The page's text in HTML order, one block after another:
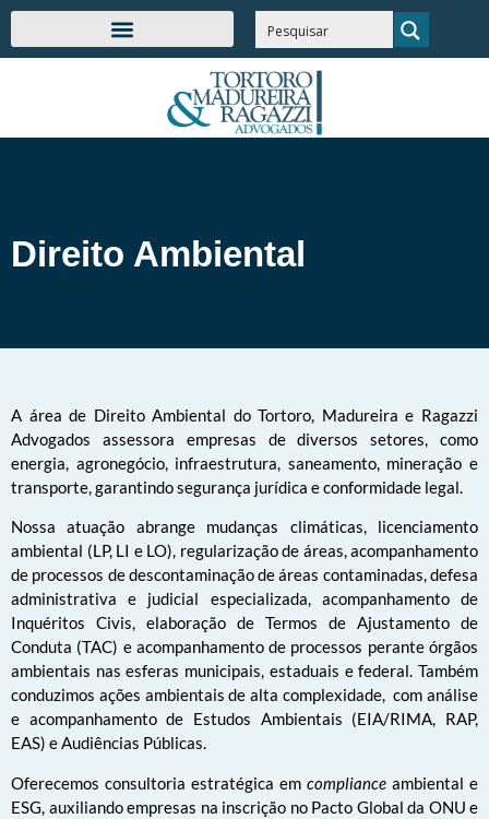
Direito Ambiental
A área de Direito Ambiental do Tortoro, Madureira e Ragazzi
Advogados assessora empresas de diversos setores, como
energia, agronegócio, infraestrutura, saneamento, mineração e
transporte, garantindo segurança jurídica e conformidade legal.
Nossa atuação abrange mudanças climáticas, licenciamento
ambiental (LP, LI e LO), regularização de áreas, acompanhamento
de processos de descontaminação de áreas contaminadas, defesa
administrativa e judicial especializada, acompanhamento de
Inquéritos Civis, elaboração de Termos de Ajustamento de
Conduta (TAC) e acompanhamento de processos perante órgãos
ambientais nas esferas municipais, estaduais e federal. Também
conduzimos ações ambientais de alta complexidade, com análise
e acompanhamento de Estudos Ambientais (EIA/RIMA, RAP,
EAS) e Audiências Públicas.
Oferecemos consultoria estratégica em compliance ambiental e
ESG, auxiliando empresas na inscrição no Pacto Global da ONU e